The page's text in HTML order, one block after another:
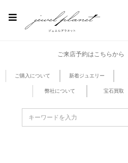
ご来店予約はこちらから
ご購入について 新着ジュエリー
弊社について 宝石買取